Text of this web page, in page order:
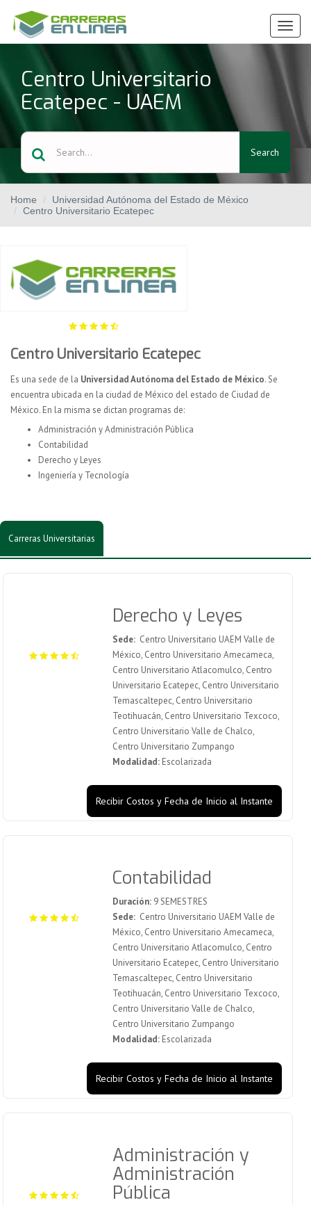
Ver
Menú
Centro Universitario
Ecatepec - UAEM
Search
Home
Universidad Autónoma del Estado de México
Centro Universitario Ecatepec
Centro Universitario Ecatepec
Es una sede de la Universidad Autónoma del Estado de México. Se
encuentra ubicada en la ciudad de México del estado de Ciudad de
México. En la misma se dictan programas de:
Administración y Administración Pública
Contabilidad
Derecho y Leyes
Ingeniería y Tecnología
Carreras Universitarias
Derecho y Leyes
Sede:Centro Universitario UAEM Valle de
México, Centro Universitario Amecameca,
Centro Universitario Atlacomulco, Centro
Universitario Ecatepec, Centro Universitario
Temascaltepec, Centro Universitario
Teotihuacán, Centro Universitario Texcoco,
Centro Universitario Valle de Chalco,
Centro Universitario Zumpango
Modalidad:Escolarizada
Recibir Costos y Fecha de Inicio al Instante
Contabilidad
Duración:9 SEMESTRES
Sede:Centro Universitario UAEM Valle de
México, Centro Universitario Amecameca,
Centro Universitario Atlacomulco, Centro
Universitario Ecatepec, Centro Universitario
Temascaltepec, Centro Universitario
Teotihuacán, Centro Universitario Texcoco,
Centro Universitario Valle de Chalco,
Centro Universitario Zumpango
Modalidad:Escolarizada
Recibir Costos y Fecha de Inicio al Instante
Administración y
Administración
Pública